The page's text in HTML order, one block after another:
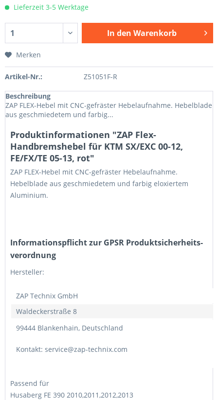
Lieferzeit 3-5 Werktage
In den Warenkorb
Merken
Artikel-Nr.: Z51051F-R
Beschreibung
ZAP FLEX-Hebel mit CNC-gefräster Hebelaufnahme. Hebelblade
aus geschmiedetem und farbig...
Produktinformationen "ZAP Flex-
Handbremshebel für KTM SX/EXC 00-12,
FE/FX/TE 05-13, rot"
ZAP FLEX-Hebel mit CNC-gefräster Hebelaufnahme.
Hebelblade aus geschmiedetem und farbig eloxiertem
Aluminium.
Informations­pflicht zur GPSR Produktsicherheits­
verordnung
Hersteller:
ZAP Technix GmbH
Waldeckerstraße 8
99444 Blankenhain, Deutschland
Kontakt: service@zap-technix.com
Passend für
Husaberg FE 390 2010,2011,2012,2013